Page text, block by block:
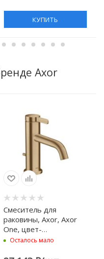
КУПИТЬ
Axor
Смеситель для
раковины, Axor, Axor
One, цвет-
шлифованная бронза
Осталось мало